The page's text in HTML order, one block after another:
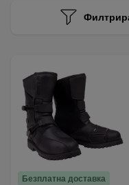
Безплатна доставка